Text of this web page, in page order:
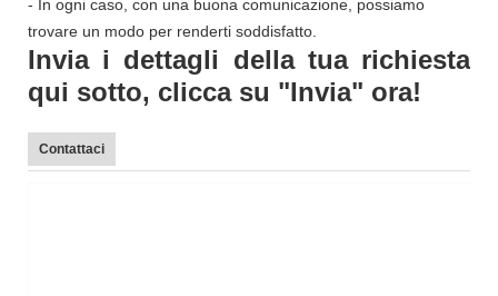
- In ogni caso, con una buona comunicazione, possiamo
trovare un modo per renderti soddisfatto.
Invia i dettagli della tua richiesta
qui sotto, clicca su "Invia" ora!
Contattaci